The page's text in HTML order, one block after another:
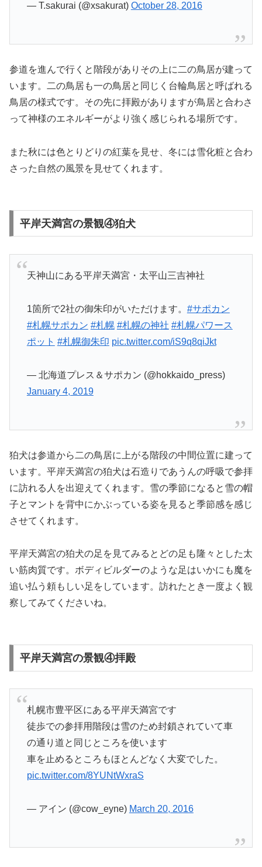
— T.sakurai (@xsakurat) October 28, 2016
参道を進んで行くと階段がありその上に二の鳥居が建って
います。二の鳥居も一の鳥居と同じく台輪鳥居と呼ばれる
鳥居の様式です。その先に拝殿がありますが鳥居と合わさ
って神様のエネルギーがより強く感じられる場所です。
また秋には色とりどりの紅葉を見せ、冬には雪化粧と合わ
さった自然の風景を見せてくれます。
平岸天満宮の景観④狛犬
天神山にある平岸天満宮・太平山三吉神社
1箇所で2社の御朱印がいただけます。 #サポカン
#札幌サポカン #札幌 #札幌の神社 #札幌パワース
ポット #札幌御朱印 pic.twitter.com/iS9q8qiJkt
— 北海道プレス＆サポカン (@hokkaido_press)
January 4, 2019
狛犬は参道から二の鳥居に上がる階段の中間位置に建って
います。平岸天満宮の狛犬は石造りであうんの呼吸で参拝
に訪れる人を出迎えてくれます。雪の季節になると雪の帽
子とマントを背中にかぶっている姿を見ると季節感を感じ
させてくれます。
平岸天満宮の狛犬の足を見てみるとどの足も隆々とした太
い筋肉質です。ボディビルダーのような足はいかにも魔を
追い払う頼もしい足をしています。訪れたとき一度よく観
察してみてくださいね。
平岸天満宮の景観④拝殿
札幌市豊平区にある平岸天満宮です
徒歩での参拝用階段は雪のため封鎖されていて車
の通り道と同じところを使います
車を止めるところもほとんどなく大変でした。
pic.twitter.com/8YUNtWxraS
— アイン (@cow_eyne) March 20, 2016